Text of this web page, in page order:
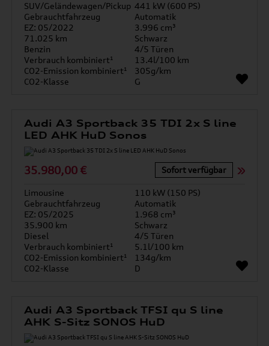
SUV/Geländewagen/Pickup 441 kW (600 PS)
Gebrauchtfahrzeug
Automatik
EZ: 05/2022
3.996 cm³
71.025 km
Schwarz
Benzin
4/5 Türen
Verbrauch kombiniert¹
13.4l/100 km
CO2-Emission kombiniert¹
305g/km
CO2-Klasse
G
Audi A3 Sportback 35 TDI 2x S line
LED AHK HuD Sonos
35.980,00 € Sofort verfügbar
Limousine
110 kW (150 PS)
Gebrauchtfahrzeug
Automatik
EZ: 05/2025
1.968 cm³
35.900 km
Schwarz
Diesel
4/5 Türen
Verbrauch kombiniert¹
5.1l/100 km
CO2-Emission kombiniert¹
134g/km
CO2-Klasse
D
Audi A3 Sportback TFSI qu S line
AHK S-Sitz SONOS HuD